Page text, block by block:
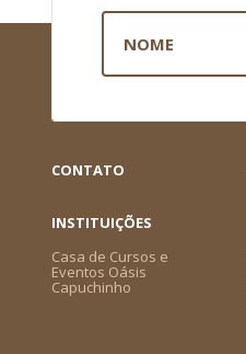
CONTATO
INSTITUIÇÕES
Casa de Cursos e
Eventos Oásis
Capuchinho